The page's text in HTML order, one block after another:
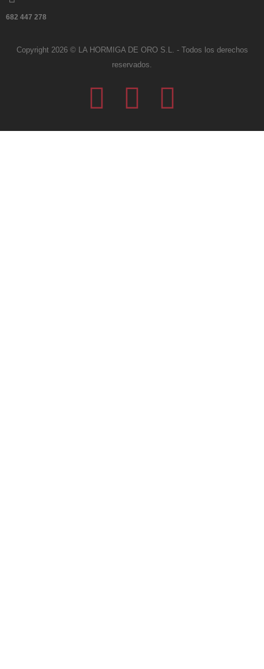
682 447 278
Copyright 2026 © LA HORMIGA DE ORO S.L. - Todos los derechos
reservados.